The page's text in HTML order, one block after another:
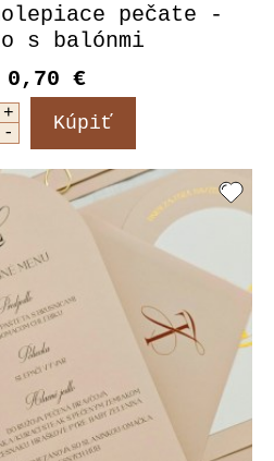
pečate -
s balónmi
0,70 €